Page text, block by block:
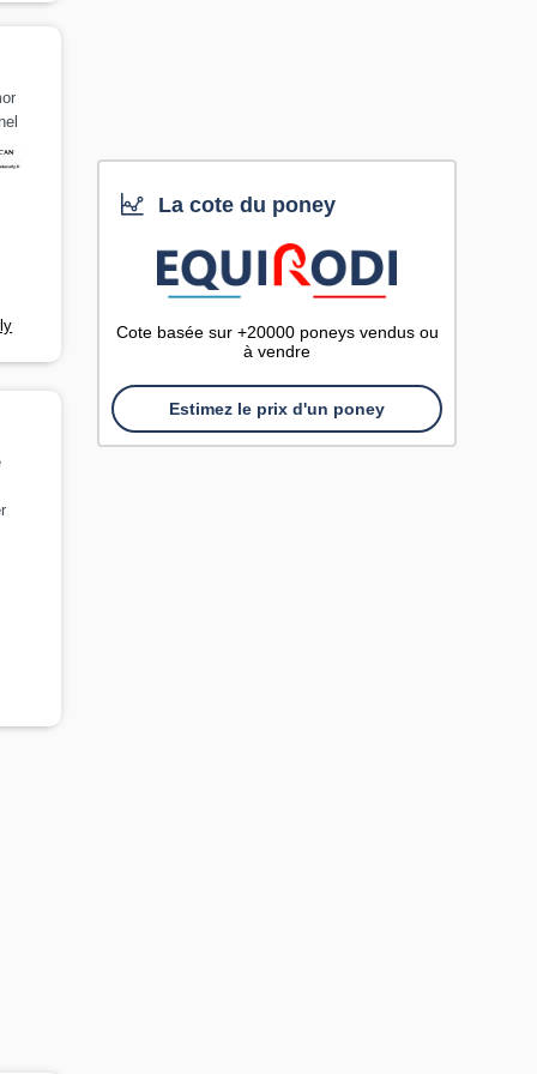
La cote du poney
Cote basée sur +20000 poneys vendus ou
à vendre
Estimez le prix d'un poney